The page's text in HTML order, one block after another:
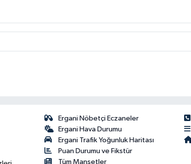
Ergani Nöbetçi Eczaneler
Ergani Hava Durumu
Ergani Trafik Yoğunluk Haritası
Puan Durumu ve Fikstür
Tüm Manşetler